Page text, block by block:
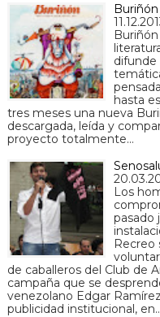
Buriñón
hasta
tres meses una nueva
descargada, leída y
proyecto totalmente…
Los
pasado
Recreo
de caballeros del Club de
campaña que se
venezolano Edgar
publicidad institucional,